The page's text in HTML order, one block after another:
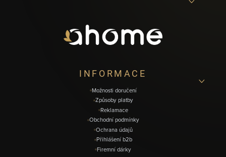
INFORMACE
Možnosti doručení
Způsoby platby
Reklamace
Obchodní podmínky
Ochrana údajů
Přihlášení b2b
Firemní dárky